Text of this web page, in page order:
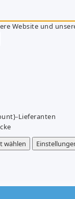
Website und
Lieferanten
wählen